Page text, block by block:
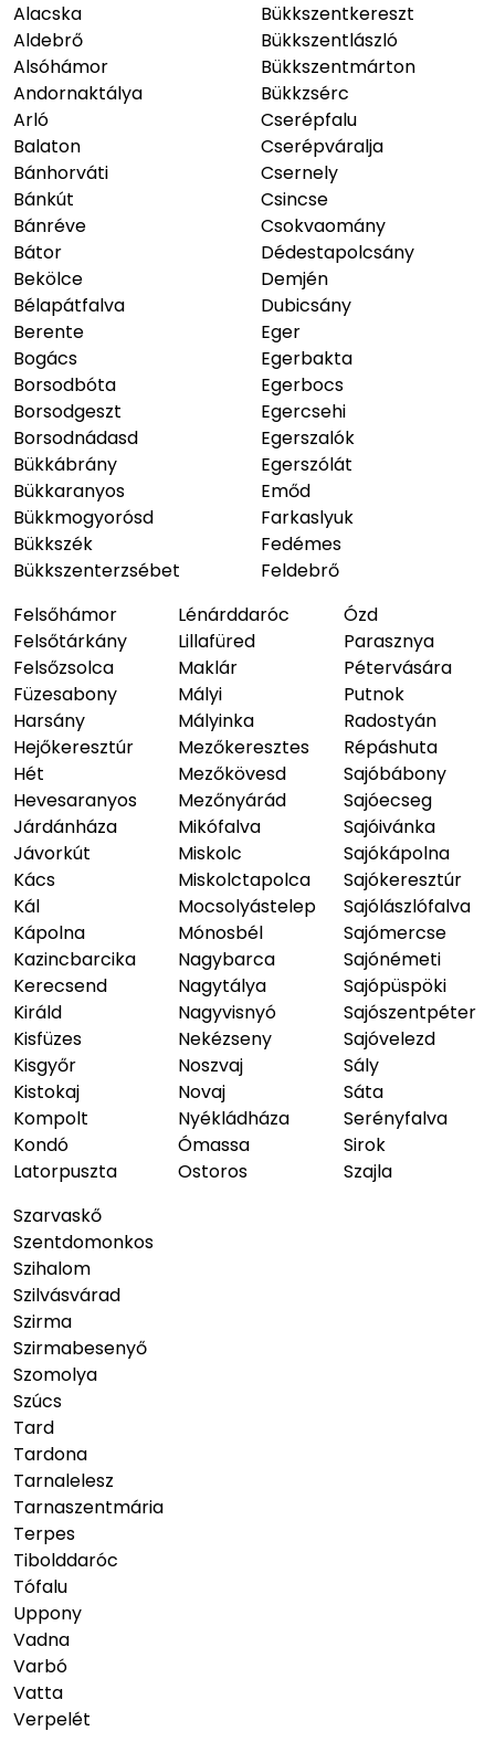
Alacska
Aldebrő
Alsóhámor
Andornaktálya
Arló
Balaton
Bánhorváti
Bánkút
Bánréve
Bátor
Bekölce
Bélapátfalva
Berente
Bogács
Borsodbóta
Borsodgeszt
Borsodnádasd
Bükkábrány
Bükkaranyos
Bükkmogyorósd
Bükkszék
Bükkszenterzsébet
Bükkszentkereszt
Bükkszentlászló
Bükkszentmárton
Bükkzsérc
Cserépfalu
Cserépváralja
Csernely
Csincse
Csokvaomány
Dédestapolcsány
Demjén
Dubicsány
Eger
Egerbakta
Egerbocs
Egercsehi
Egerszalók
Egerszólát
Emőd
Farkaslyuk
Fedémes
Feldebrő
Felsőhámor
Felsőtárkány
Felsőzsolca
Füzesabony
Harsány
Hejőkeresztúr
Hét
Hevesaranyos
Járdánháza
Jávorkút
Kács
Kál
Kápolna
Kazincbarcika
Kerecsend
Királd
Kisfüzes
Kisgyőr
Kistokaj
Kompolt
Kondó
Latorpuszta
Lénárddaróc
Lillafüred
Maklár
Mályi
Mályinka
Mezőkeresztes
Mezőkövesd
Mezőnyárád
Mikófalva
Miskolc
Miskolctapolca
Mocsolyástelep
Mónosbél
Nagybarca
Nagytálya
Nagyvisnyó
Nekézseny
Noszvaj
Novaj
Nyékládháza
Ómassa
Ostoros
Ózd
Parasznya
Pétervására
Putnok
Radostyán
Répáshuta
Sajóbábony
Sajóecseg
Sajóivánka
Sajókápolna
Sajókeresztúr
Sajólászlófalva
Sajómercse
Sajónémeti
Sajópüspöki
Sajószentpéter
Sajóvelezd
Sály
Sáta
Serényfalva
Sirok
Szajla
Szarvaskő
Szentdomonkos
Szihalom
Szilvásvárad
Szirma
Szirmabesenyő
Szomolya
Szúcs
Tard
Tardona
Tarnalelesz
Tarnaszentmária
Terpes
Tibolddaróc
Tófalu
Uppony
Vadna
Varbó
Vatta
Verpelét